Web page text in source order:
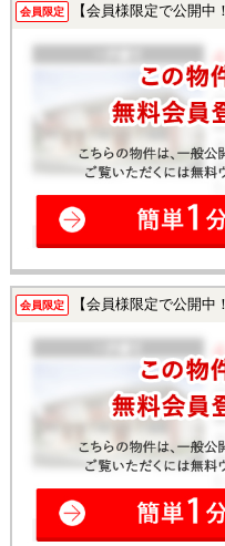
会員限定 【会員様限定で公開中
会員限定 【会員様限定で公開中